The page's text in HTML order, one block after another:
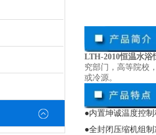
LTH-2010恒温水浴
究部门，高等院校
或冷源。
●内置坤诚温度控
●全封闭压缩机组制